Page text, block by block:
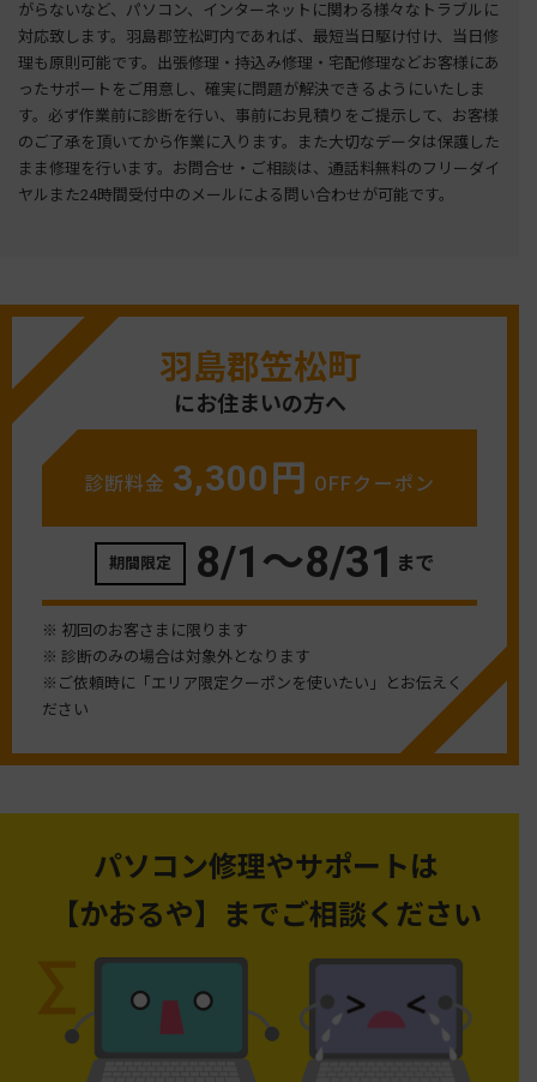
がらないなど、パソコン、インターネットに関わる様々なトラブルに
対応致します。羽島郡笠松町内であれば、最短当日駆け付け、当日修
理も原則可能です。出張修理・持込み修理・宅配修理などお客様にあ
ったサポートをご用意し、確実に問題が解決できるようにいたしま
す。必ず作業前に診断を行い、事前にお見積りをご提示して、お客様
のご了承を頂いてから作業に入ります。また大切なデータは保護した
まま修理を行います。お問合せ・ご相談は、通話料無料のフリーダイ
ヤルまた24時間受付中のメールによる問い合わせが可能です。
羽島郡笠松町
にお住まいの方へ
診断料金 3,300円 OFFクーポン
期間限定 8/1〜8/31 まで
※ 初回のお客さまに限ります
※ 診断のみの場合は対象外となります
※ご依頼時に「エリア限定クーポンを使いたい」とお伝えく
ださい
パソコン修理やサポートは
【かおるや】までご相談ください